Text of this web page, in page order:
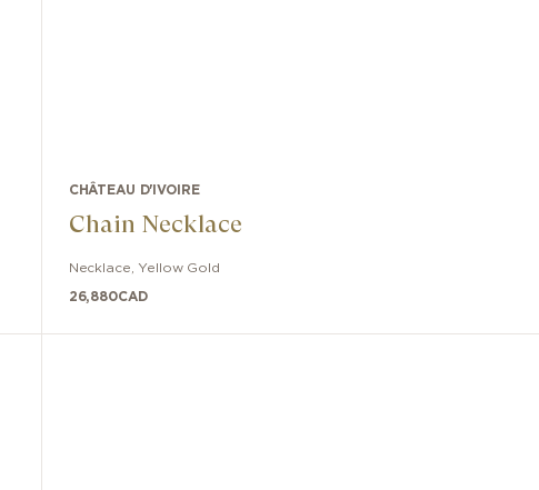
CHÂTEAU D'IVOIRE
Chain Necklace
Necklace Yellow Gold
26,880CAD